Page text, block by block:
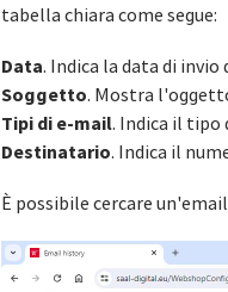
tabella chiara come segue:
Data. Indica la data di
Soggetto. Mostra
Tipi di e-mail. Indica il tipo
Destinatario. Indica il
È possibile cercare